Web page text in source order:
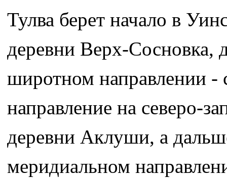
Тулва берет начало в
деревни Верх-Сосновка,
широтном направлении -
направление на северо-
деревни Аклуши, а
меридиальном